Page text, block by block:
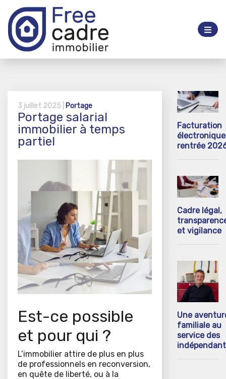
3 juillet 2025 | Portage
Portage salarial
immobilier à temps
partiel
Est-ce possible
et pour qui ?
L’immobilier attire de plus en plus
de professionnels en reconversion,
en quête de liberté, ou à la
Facturation
rentrée
Cadre légal,
et vigilance
Une
familiale au
service des